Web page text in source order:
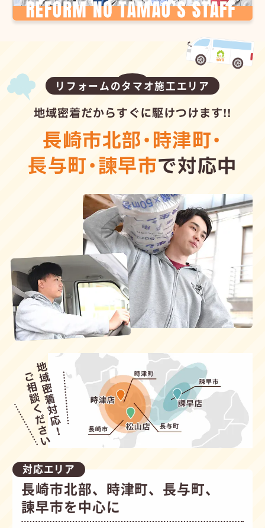
リフォームのタマオ施工エリア
地域密着だからすぐに駆けつけます!!
長崎市北部・時津町・
長与町・諫早市で対応中
対応エリア
長崎市北部、時津町、長与町、
諫早市を中心に